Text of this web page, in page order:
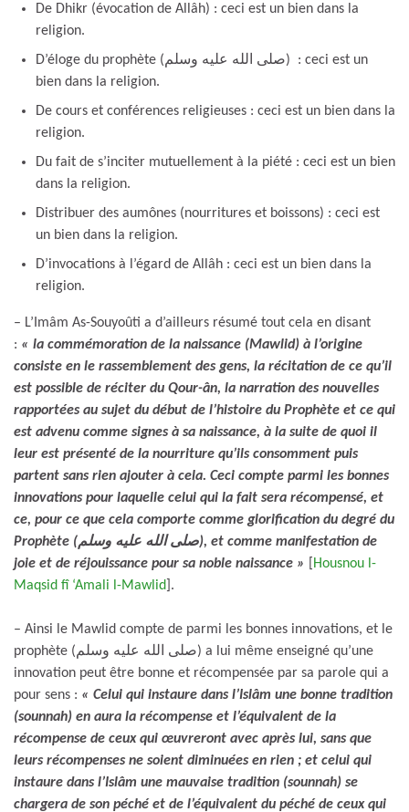
De Dhikr (évocation de Allâh) : ceci est un bien dans la
religion.
D’éloge du prophète (صلى الله عليه وسلم) : ceci est un
bien dans la religion.
De cours et conférences religieuses : ceci est un bien dans la
religion.
Du fait de s’inciter mutuellement à la piété : ceci est un bien
dans la religion.
Distribuer des aumônes (nourritures et boissons) : ceci est
un bien dans la religion.
D’invocations à l’égard de Allâh : ceci est un bien dans la
religion.
– L’Imâm As-Souyoûti a d’ailleurs résumé tout cela en disant
: « la commémoration de la naissance (Mawlid) à l’origine
consiste en le rassemblement des gens, la récitation de ce qu’il
est possible de réciter du Qour-ân, la narration des nouvelles
rapportées au sujet du début de l’histoire du Prophète et ce qui
est advenu comme signes à sa naissance, à la suite de quoi il
leur est présenté de la nourriture qu’ils consomment puis
partent sans rien ajouter à cela. Ceci compte parmi les bonnes
innovations pour laquelle celui qui la fait sera récompensé, et
ce, pour ce que cela comporte comme glorification du degré du
Prophète (صلى الله عليه وسلم), et comme manifestation de
joie et de réjouissance pour sa noble naissance »
Housnou l-
Maqsid fî ‘Amali l-Mawlid ].
– Ainsi le Mawlid compte de parmi les bonnes innovations, et le
prophète (صلى الله عليه وسلم) a lui même enseigné qu’une
innovation peut être bonne et récompensée par sa parole qui a
pour sens : « Celui qui instaure dans l’Islâm une bonne tradition
(sounnah) en aura la récompense et l’équivalent de la
récompense de ceux qui œuvreront avec après lui, sans que
leurs récompenses ne soient diminuées en rien ; et celui qui
instaure dans l’Islâm une mauvaise tradition (sounnah) se
chargera de son péché et de l’équivalent du péché de ceux qui